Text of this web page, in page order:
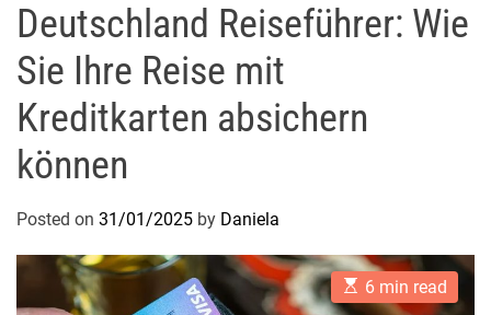
Deutschland Reiseführer: Wie
Sie Ihre Reise mit
Kreditkarten absichern
können
Posted on 31/01/2025 by Daniela
E
s
6 min read